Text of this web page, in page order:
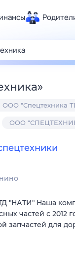
»
ООО "Спецтехника
ООО
"НАТИ" Наша
частей с
запчастей для